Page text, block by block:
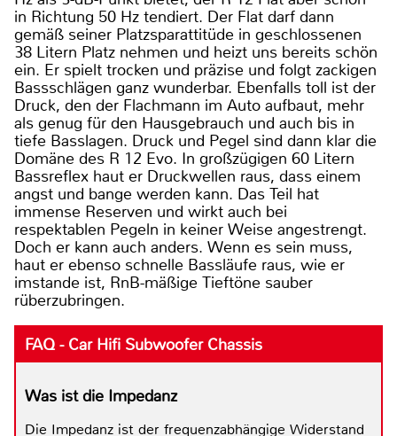
in Richtung 50 Hz tendiert. Der Flat darf dann
gemäß seiner Platzsparattitüde in geschlossenen
38 Litern Platz nehmen und heizt uns bereits schön
ein. Er spielt trocken und präzise und folgt zackigen
Bassschlägen ganz wunderbar. Ebenfalls toll ist der
Druck, den der Flachmann im Auto aufbaut, mehr
als genug für den Hausgebrauch und auch bis in
tiefe Basslagen. Druck und Pegel sind dann klar die
Domäne des R 12 Evo. In großzügigen 60 Litern
Bassreflex haut er Druckwellen raus, dass einem
angst und bange werden kann. Das Teil hat
immense Reserven und wirkt auch bei
respektablen Pegeln in keiner Weise angestrengt.
Doch er kann auch anders. Wenn es sein muss,
haut er ebenso schnelle Bassläufe raus, wie er
imstande ist, RnB-mäßige Tieftöne sauber
rüberzubringen.
FAQ - Car Hifi Subwoofer Chassis
Was ist die Impedanz
Die Impedanz ist der frequenzabhängige Widerstand